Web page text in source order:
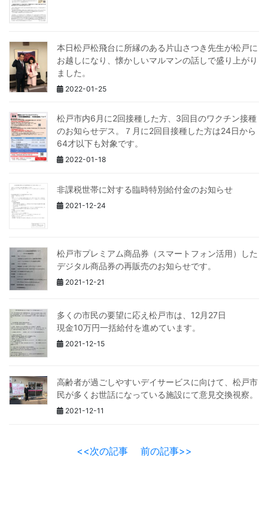
本日松戸松飛台に所縁のある片山さつき先生が松戸に
お越しになり、懐かしいマルマンの話しで盛り上がり
ました。
2022-01-25
松戸市内6月に2回接種した方、3回目のワクチン接種
のお知らせデス。７月に2回目接種した方は24日から
64才以下も対象です。
2022-01-18
非課税世帯に対する臨時特別給付金のお知らせ
2021-12-24
松戸市プレミアム商品券（スマートフォン活用）した
デジタル商品券の再販売のお知らせです。
2021-12-21
多くの市民の要望に応え松戸市は、12月27日
現金10万円一括給付を進めています。
2021-12-15
高齢者が過ごしやすいデイサービスに向けて、松戸市
民が多くお世話になっている施設にて意見交換視察。
2021-12-11
<<次の記事 前の記事>>